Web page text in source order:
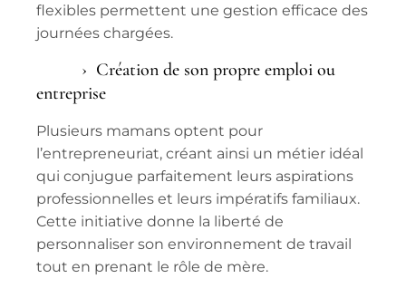
flexibles permettent une gestion efficace des
journées chargées.
Création de son propre emploi ou
entreprise
Plusieurs mamans optent pour
l’entrepreneuriat, créant ainsi un métier idéal
qui conjugue parfaitement leurs aspirations
professionnelles et leurs impératifs familiaux.
Cette initiative donne la liberté de
personnaliser son environnement de travail
tout en prenant le rôle de mère.